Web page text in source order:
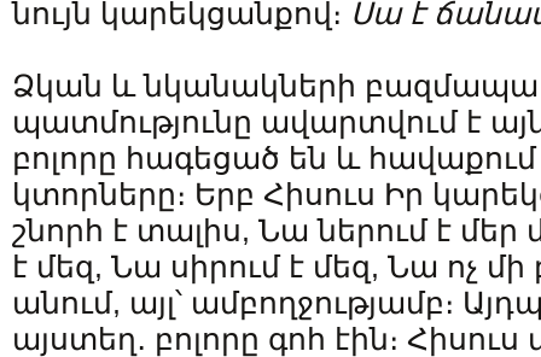
նույն կարեկցանքով։ Սա է
Ձկան և նկանակների
պատմությունը ավարտվում է
բոլորը հագեցած են և
կտորները։ Երբ Հիսուս Իր
շնորհ է տալիս, Նա ներում է մեր
է մեզ, Նա սիրում է մեզ, Նա ոչ
անում, այլ՝ ամբողջությամբ։
այստեղ․ բոլորը գոհ էին։ Հիսուս